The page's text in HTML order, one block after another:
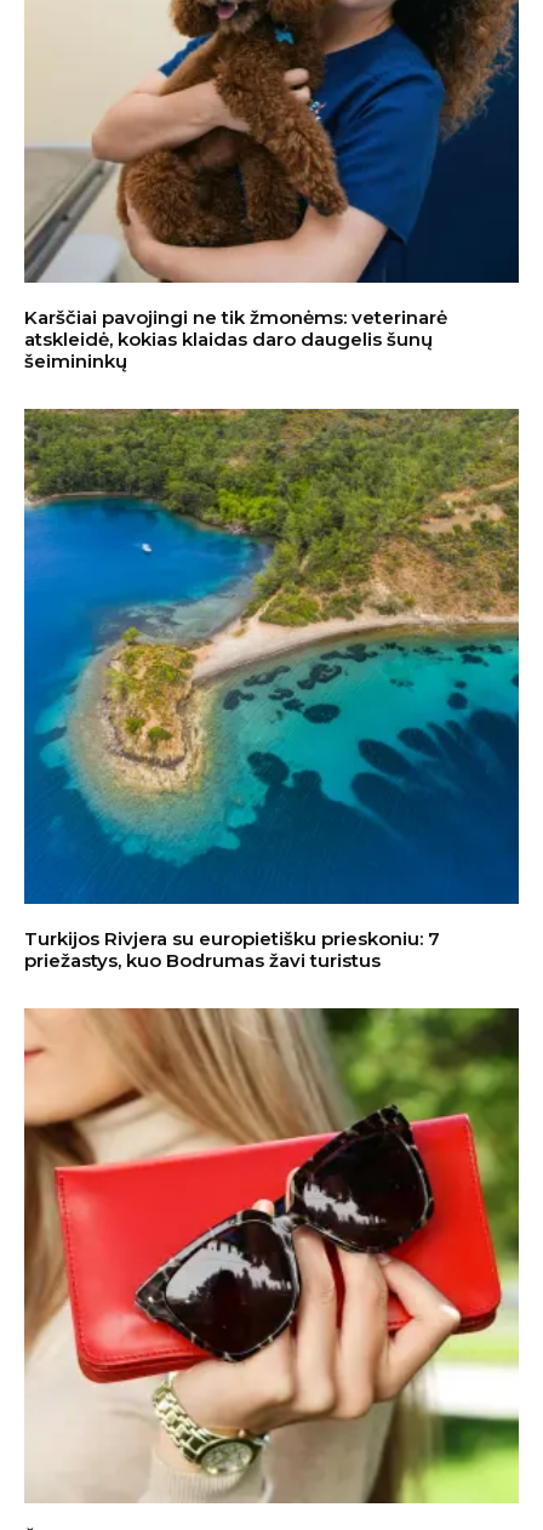
Karščiai pavojingi ne tik žmonėms: veterinarė
atskleidė, kokias klaidas daro daugelis šunų
šeimininkų
Turkijos Rivjera su europietišku prieskoniu: 7
priežastys, kuo Bodrumas žavi turistus